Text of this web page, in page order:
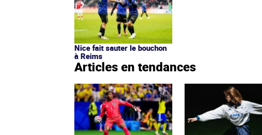
Nice fait sauter le bouchon
à Reims
Articles en tendances